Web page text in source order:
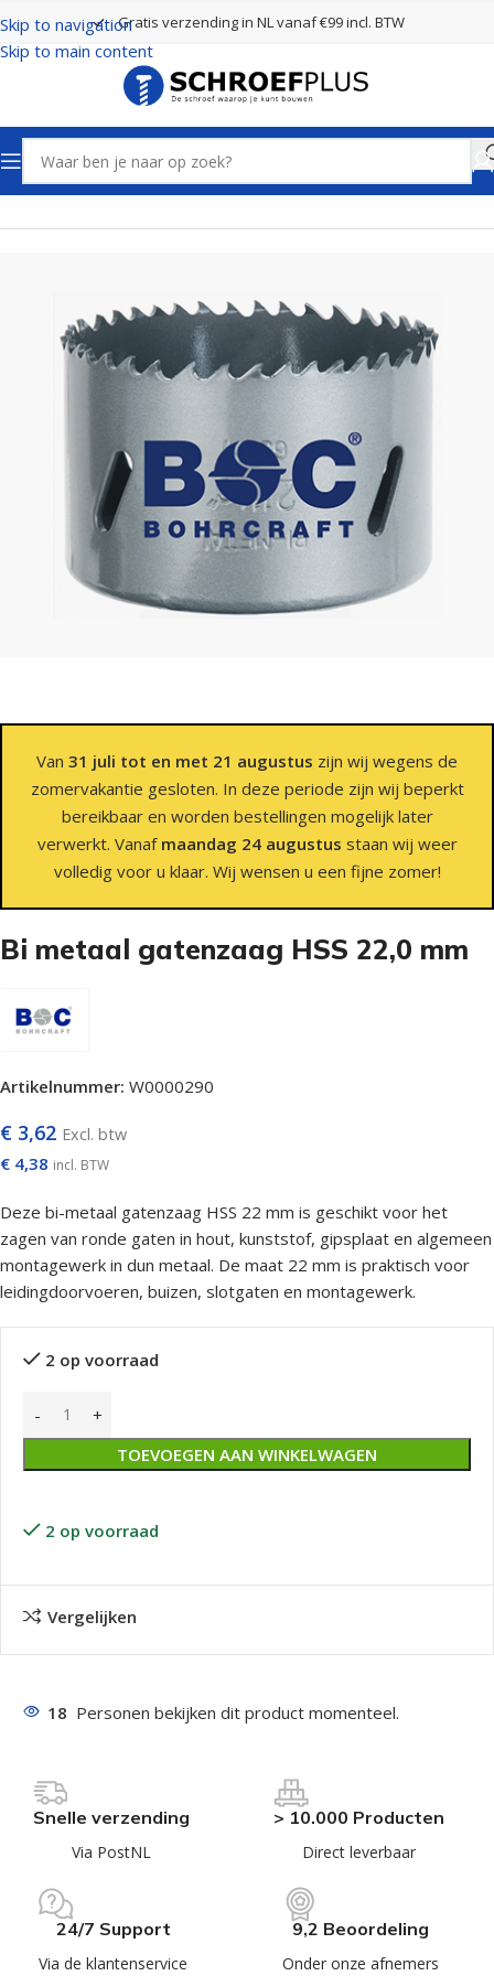
Skip to navigation
Skip to main content
Gratis verzending in NL vanaf €99 incl. BTW
Home Boren Gatenzagen
Van 31 juli tot en met 21 augustus zijn wij wegens de
zomervakantie gesloten. In deze periode zijn wij beperkt
bereikbaar en worden bestellingen mogelijk later
verwerkt. Vanaf maandag 24 augustus staan wij weer
volledig voor u klaar. Wij wensen u een fijne zomer!
Bi metaal gatenzaag HSS 22,0 mm
Artikelnummer: W0000290
€ 3,62 Excl. btw
€ 4,38 incl. BTW
Deze bi-metaal gatenzaag HSS 22 mm is geschikt voor het
zagen van ronde gaten in hout, kunststof, gipsplaat en algemeen
montagewerk in dun metaal. De maat 22 mm is praktisch voor
leidingdoorvoeren, buizen, slotgaten en montagewerk.
2 op voorraad
TOEVOEGEN AAN WINKELWAGEN
2 op voorraad
Vergelijken
18 Personen bekijken dit product momenteel.
Snelle verzending
Via PostNL
> 10.000 Producten
Direct leverbaar
24/7 Support
Via de klantenservice
9,2 Beoordeling
Onder onze afnemers